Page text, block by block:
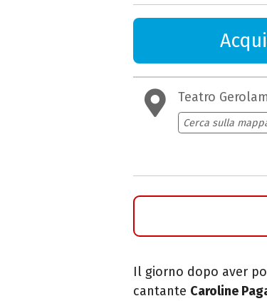
Teatro
Cerca sulla
Il giorno dopo aver
cantante Caroline